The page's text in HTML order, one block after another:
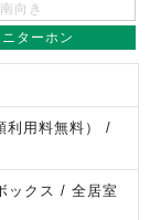
南向き
ターホン
利用料無料） /
ックス / 全居室